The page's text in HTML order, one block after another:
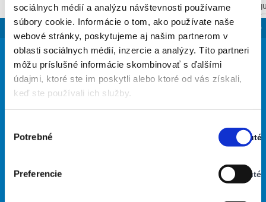
sociálnych médií a analýzu návštevnosti používame
súbory cookie. Informácie o tom, ako používate naše
webové stránky, poskytujeme aj našim partnerom v
oblasti sociálnych médií, inzercie a analýzy. Títo partneri
môžu príslušné informácie skombinovať s ďalšími
údajmi, ktoré ste im poskytli alebo ktoré od vás získali,
keď ste používali ich služby.
súhlasu
Potrebné Zapnuté
Stav:
Preferencie
Vypnuté
Stav:
SLOVENSKO
NASTAV
27°
jasná obloha
36% Vlhkosť vzduchu:
26° 28°